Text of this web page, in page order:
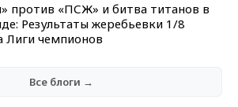
против «ПСЖ» и битва титанов в
Результаты жеребьевки 1/8
Лиги чемпионов
Все блоги →